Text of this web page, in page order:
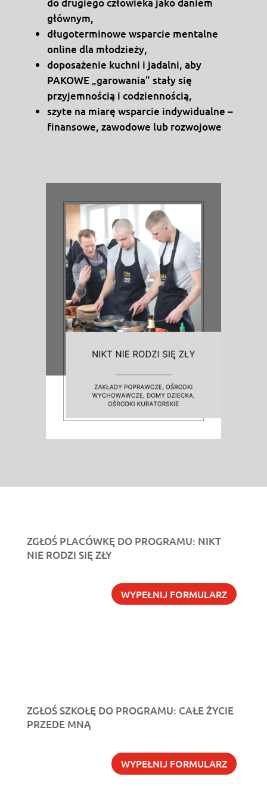
głównym,
długoterminowe wsparcie mentalne
online dla młodzieży,
doposażenie kuchni i jadalni, aby
PAKOWE „garowania” stały się
przyjemnością i codziennością,
szyte na miarę wsparcie indywidualne –
finansowe, zawodowe lub rozwojowe
ZGŁOŚ PLACÓWKĘ DO PROGRAMU: NIKT
NIE RODZI SIĘ ZŁY
WYPEŁNIJ FORMULARZ
ZGŁOŚ SZKOŁĘ DO PROGRAMU: CAŁE ŻYCIE
PRZEDE MNĄ
WYPEŁNIJ FORMULARZ